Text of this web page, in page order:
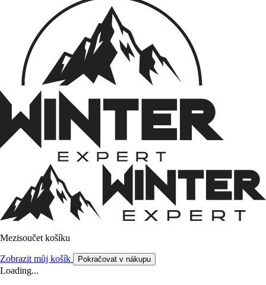
Mezisoučet košíku
Zobrazit můj košík Pokračovat v nákupu
Loading...